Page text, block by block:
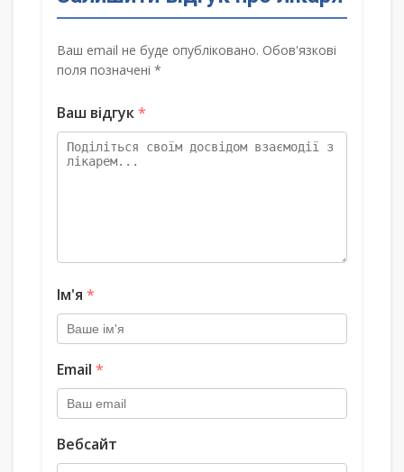
Ваш email не буде опубліковано. Обов'язкові
поля позначені *
Ваш відгук*
Ім'я *
Email *
Вебсайт